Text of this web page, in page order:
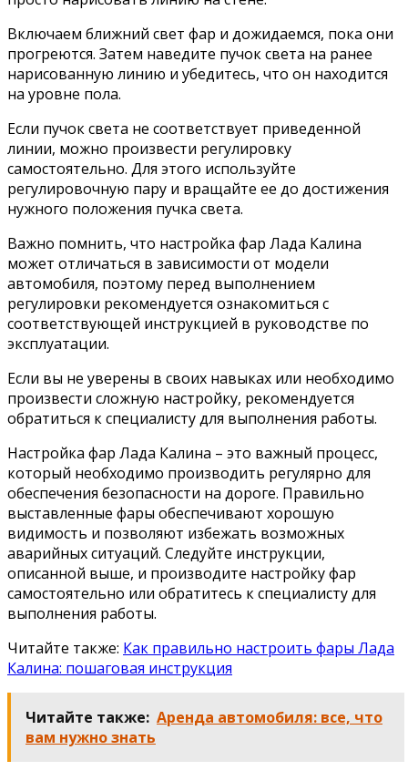
Включаем ближний свет фар и дожидаемся, пока они
прогреются. Затем наведите пучок света на ранее
нарисованную линию и убедитесь, что он находится
на уровне пола.
Если пучок света не соответствует приведенной
линии, можно произвести регулировку
самостоятельно. Для этого используйте
регулировочную пару и вращайте ее до достижения
нужного положения пучка света.
Важно помнить, что настройка фар Лада Калина
может отличаться в зависимости от модели
автомобиля, поэтому перед выполнением
регулировки рекомендуется ознакомиться с
соответствующей инструкцией в руководстве по
эксплуатации.
Если вы не уверены в своих навыках или необходимо
произвести сложную настройку, рекомендуется
обратиться к специалисту для выполнения работы.
Настройка фар Лада Калина – это важный процесс,
который необходимо производить регулярно для
обеспечения безопасности на дороге. Правильно
выставленные фары обеспечивают хорошую
видимость и позволяют избежать возможных
аварийных ситуаций. Следуйте инструкции,
описанной выше, и производите настройку фар
самостоятельно или обратитесь к специалисту для
выполнения работы.
Читайте также: Как правильно настроить фары Лада
Калина: пошаговая инструкция
Читайте также: Аренда автомобиля: все, что
вам нужно знать